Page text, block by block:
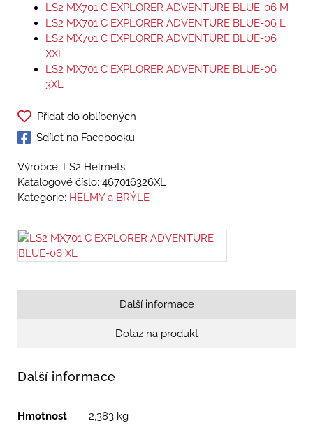
LS2 MX701 C EXPLORER ADVENTURE BLUE-06 M
LS2 MX701 C EXPLORER ADVENTURE BLUE-06 L
LS2 MX701 C EXPLORER ADVENTURE BLUE-06
XXL
LS2 MX701 C EXPLORER ADVENTURE BLUE-06
3XL
Přidat do oblíbených
Sdílet na Facebooku
Výrobce: LS2 Helmets
Katalogové číslo: 467016326XL
Kategorie: HELMY a BRÝLE
Další informace
Dotaz na produkt
Další informace
Hmotnost
2,383 kg